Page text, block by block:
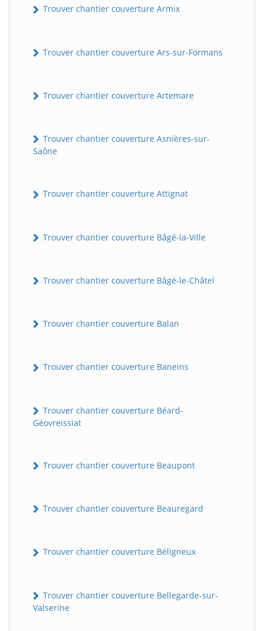
Trouver chantier couverture Armix
Trouver chantier couverture Ars-sur-Formans
Trouver chantier couverture Artemare
Trouver chantier couverture Asnières-sur-
Saône
Trouver chantier couverture Attignat
Trouver chantier couverture Bâgé-la-Ville
Trouver chantier couverture Bâgé-le-Châtel
Trouver chantier couverture Balan
Trouver chantier couverture Baneins
Trouver chantier couverture Béard-
Géovreissiat
Trouver chantier couverture Beaupont
Trouver chantier couverture Beauregard
Trouver chantier couverture Béligneux
Trouver chantier couverture Bellegarde-sur-
Valserine